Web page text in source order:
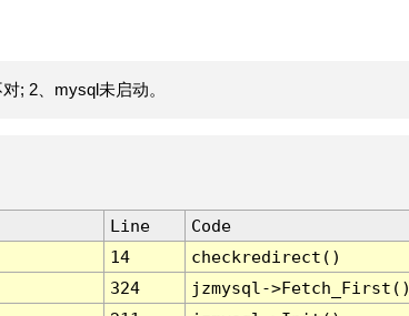
; 2、mysql未启动。
Line
Code
14
checkredirect()
324
jzmysql-